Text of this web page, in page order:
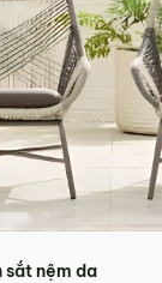
sắt nệm da